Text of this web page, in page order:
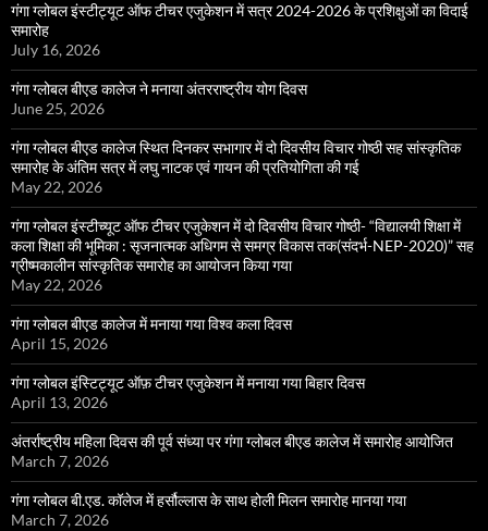
गंगा ग्लोबल इंस्टीट्यूट ऑफ टीचर एजुकेशन में सत्र 2024-2026 के प्रशिक्षुओं का विदाई
समारोह
July 16, 2026
गंगा ग्लोबल बीएड कालेज ने मनाया अंतरराष्ट्रीय योग दिवस
June 25, 2026
गंगा ग्लोबल बीएड कालेज स्थित दिनकर सभागार में दो दिवसीय विचार गोष्ठी सह सांस्कृतिक
समारोह के अंतिम सत्र में लघु नाटक एवं गायन की प्रतियोगिता की गई
May 22, 2026
गंगा ग्लोबल इंस्टीच्यूट ऑफ टीचर एजुकेशन में दो दिवसीय विचार गोष्ठी- “विद्यालयी शिक्षा में
कला शिक्षा की भूमिका : सृजनात्मक अधिगम से समग्र विकास तक(संदर्भ-NEP-2020)” सह
ग्रीष्मकालीन सांस्कृतिक समारोह का आयोजन किया गया
May 22, 2026
गंगा ग्लोबल बीएड कालेज में मनाया गया विश्व कला दिवस
April 15, 2026
गंगा ग्लोबल इंस्टिट्यूट ऑफ़ टीचर एजुकेशन में मनाया गया बिहार दिवस
April 13, 2026
अंतर्राष्ट्रीय महिला दिवस की पूर्व संध्या पर गंगा ग्लोबल बीएड कालेज में समारोह आयोजित
March 7, 2026
गंगा ग्लोबल बी.एड. कॉलेज में हर्सौल्लास के साथ होली मिलन समारोह मानया गया
March 7, 2026